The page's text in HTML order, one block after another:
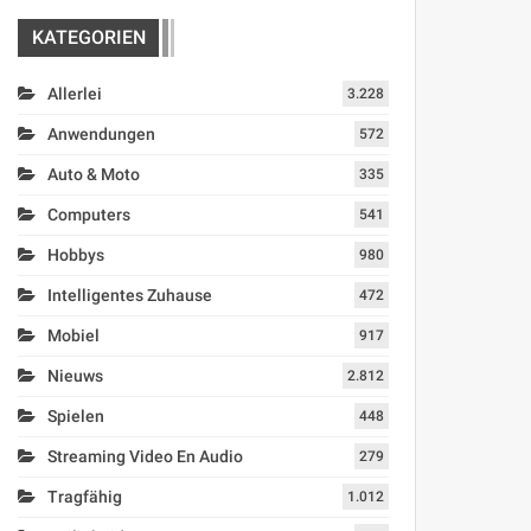
KATEGORIEN
Allerlei 3.228
Anwendungen 572
Auto & Moto 335
Computers 541
Hobbys 980
Intelligentes Zuhause 472
Mobiel 917
Nieuws 2.812
Spielen 448
Streaming Video En Audio 279
Tragfähig 1.012